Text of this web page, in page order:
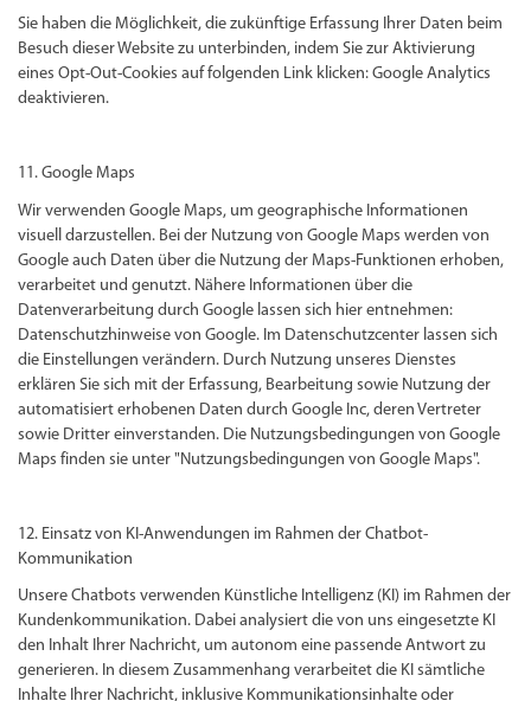
Sie haben die Möglichkeit, die zukünftige Erfassung Ihrer Daten beim
Besuch dieser Website zu unterbinden, indem Sie zur Aktivierung
eines Opt-Out-Cookies auf folgenden Link klicken: Google Analytics
deaktivieren.
11. Google Maps
Wir verwenden Google Maps, um geographische Informationen
visuell darzustellen. Bei der Nutzung von Google Maps werden von
Google auch Daten über die Nutzung der Maps-Funktionen erhoben,
verarbeitet und genutzt. Nähere Informationen über die
Datenverarbeitung durch Google lassen sich hier entnehmen:
Datenschutzhinweise von Google. Im Datenschutzcenter lassen sich
die Einstellungen verändern. Durch Nutzung unseres Dienstes
erklären Sie sich mit der Erfassung, Bearbeitung sowie Nutzung der
automatisiert erhobenen Daten durch Google Inc, deren Vertreter
sowie Dritter einverstanden. Die Nutzungsbedingungen von Google
Maps finden sie unter "Nutzungsbedingungen von Google Maps".
12. Einsatz von KI-Anwendungen im Rahmen der Chatbot-
Kommunikation
Unsere Chatbots verwenden Künstliche Intelligenz (KI) im Rahmen der
Kundenkommunikation. Dabei analysiert die von uns eingesetzte KI
den Inhalt Ihrer Nachricht, um autonom eine passende Antwort zu
generieren. In diesem Zusammenhang verarbeitet die KI sämtliche
Inhalte Ihrer Nachricht, inklusive Kommunikationsinhalte oder